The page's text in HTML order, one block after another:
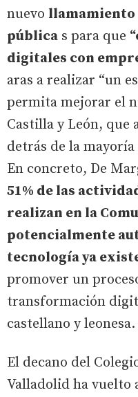
nuevo llamamiento
pública s para que
digitales con
aras a realizar “un
permita mejorar el
Castilla y León, que
detrás de la mayoría
En concreto, De
51% de las
realizan en la
potencialmente
tecnología ya
promover un
transformación
castellano y leonesa.
El decano del
Valladolid ha vuelto